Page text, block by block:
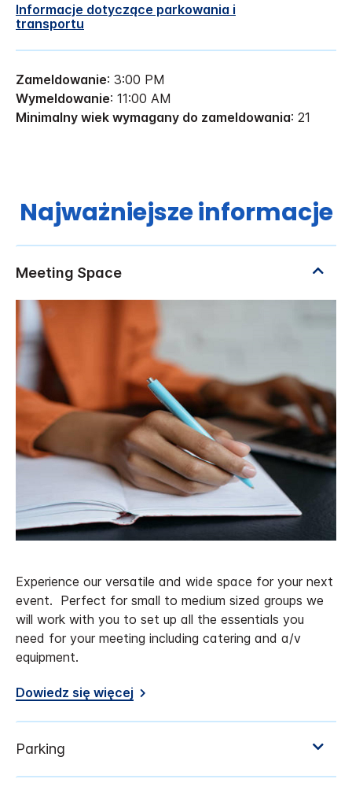
Informacje dotyczące parkowania i
transportu
Zameldowanie: 3:00 PM
Wymeldowanie: 11:00 AM
Minimalny wiek wymagany do zameldowania: 21
Najważniejsze informacje
Experience our versatile and wide space for your next
event. Perfect for small to medium sized groups we
will work with you to set up all the essentials you
need for your meeting including catering and a/v
equipment.
Dowiedz się więcej